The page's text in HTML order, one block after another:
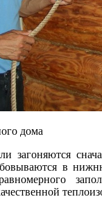
дома
загоняются
в